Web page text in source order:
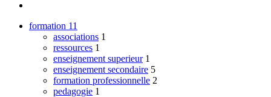
formation 11
associations 1
ressources 1
enseignement superieur 1
enseignement secondaire 5
formation professionnelle 2
pedagogie 1